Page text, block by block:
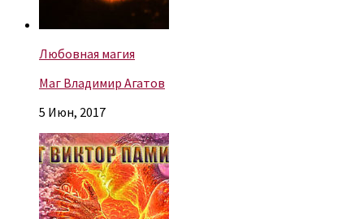
Любовная магия
Маг Владимир Агатов
5 Июн, 2017